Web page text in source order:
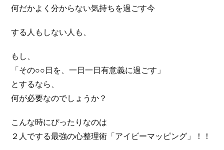
何だかよく分からない気持ちを過ごす今
する人もしない人も、
もし、
「その○○日を、一日一日有意義に過ごす」
とするなら、
何が必要なのでしょうか？
こんな時にぴったりなのは
２人でする最強の心整理術「アイビーマッピング」！！